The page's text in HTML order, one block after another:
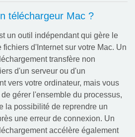
téléchargeur Mac ?
un outil indépendant qui gère le
fichiers d'Internet sur votre Mac. Un
transfère non
d'un serveur ou d'un
vers votre ordinateur, mais vous
gérer l'ensemble du processus,
la possibilité de reprendre un
une erreur de connexion. Un
accélère également